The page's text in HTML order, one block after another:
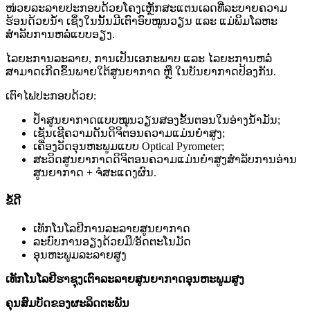
ໜ່ວຍລະລາຍປະກອບດ້ວຍໂຄງເຫຼັກສະແຕນເລດທີ່ລະບາຍຄວາມ
ຮ້ອນດ້ວຍນ້ຳ ເຊິ່ງໃນນັ້ນມີເຕົາອົບໝູນວຽນ ແລະ ແມ່ພິມໂລຫະ
ສຳລັບການຫລໍ່ແບບອຽງ.
ໄລຍະການລະລາຍ, ການເປັນເອກະພາບ ແລະ ໄລຍະການຫລໍ່
ສາມາດເກີດຂຶ້ນພາຍໃຕ້ສູນຍາກາດ ຫຼື ໃນບັນຍາກາດປ້ອງກັນ.
ເຕົາໄຟປະກອບດ້ວຍ:
ປໍ້າສູນຍາກາດແບບໝຸນວຽນສອງຂັ້ນຕອນໃນອ່າງນ້ຳມັນ;
ເຊັນເຊີຄວາມດັນດິຈິຕອນຄວາມແມ່ນຍໍາສູງ;
ເຄື່ອງວັດອຸນຫະພູມແບບ Optical Pyrometer;
ສະວິດສູນຍາກາດດິຈິຕອນຄວາມແມ່ນຍໍາສູງສໍາລັບການອ່ານ
ສູນຍາກາດ + ຈໍສະແດງຜົນ.
ຂໍ້ດີ
ເທັກໂນໂລຢີການລະລາຍສູນຍາກາດ
ລະບົບການອຽງດ້ວຍມື/ອັດຕະໂນມັດ
ອຸນຫະພູມລະລາຍສູງ
ເທັກໂນໂລຢີຮາຊຸງເຕົາລະລາຍສູນຍາກາດອຸນຫະພູມສູງ
ຄຸນສົມບັດຂອງຜະລິດຕະພັນ